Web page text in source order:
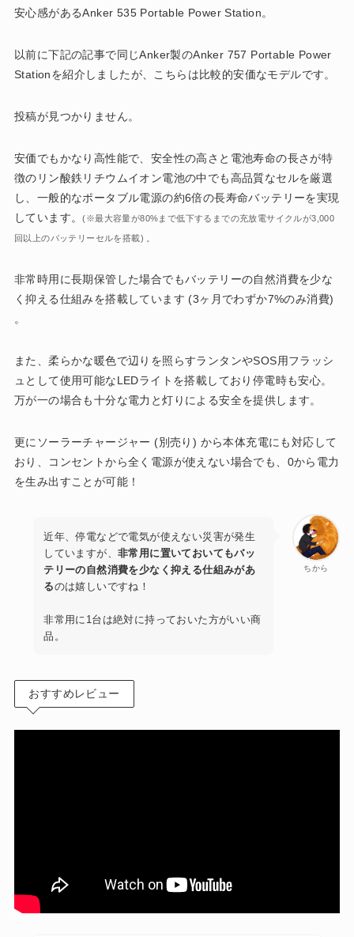
安心感があるAnker 535 Portable Power Station。
以前に下記の記事で同じAnker製のAnker 757 Portable Power
Stationを紹介しましたが、こちらは比較的安価なモデルです。
投稿が見つかりません。
安価でもかなり高性能で、安全性の高さと電池寿命の長さが特
徴のリン酸鉄リチウムイオン電池の中でも高品質なセルを厳選
し、一般的なポータブル電源の約6倍の長寿命バッテリーを実現
しています。(※最大容量が80%まで低下するまでの充放電サイクルが3,000
回以上のバッテリーセルを搭載) 。
非常時用に長期保管した場合でもバッテリーの自然消費を少な
く抑える仕組みを搭載しています (3ヶ月でわずか7%のみ消費)
。
また、柔らかな暖色で辺りを照らすランタンやSOS用フラッシ
ュとして使用可能なLEDライトを搭載しており停電時も安心。
万が一の場合も十分な電力と灯りによる安全を提供します。
更にソーラーチャージャー (別売り) から本体充電にも対応して
おり、コンセントから全く電源が使えない場合でも、0から電力
を生み出すことが可能！
ちから
近年、停電などで電気が使えない災害が発生
していますが、非常用に置いておいてもバッ
テリーの自然消費を少なく抑える仕組みがあ
るのは嬉しいですね！
非常用に1台は絶対に持っておいた方がいい商
品。
おすすめレビュー